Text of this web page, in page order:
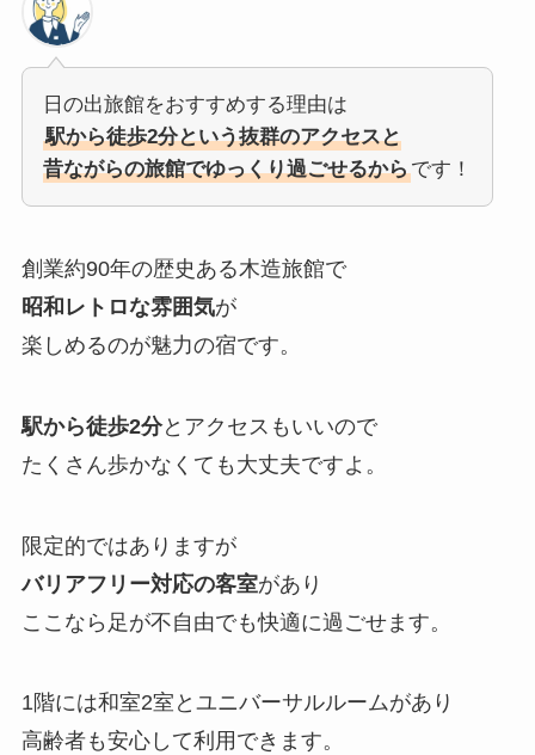
日の出旅館をおすすめする理由は
駅から徒歩2分という抜群のアクセスと
昔ながらの旅館でゆっくり過ごせるからです！
創業約90年の歴史ある木造旅館で
昭和レトロな雰囲気が
楽しめるのが魅力の宿です。
駅から徒歩2分とアクセスもいいので
たくさん歩かなくても大丈夫ですよ。
限定的ではありますが
バリアフリー対応の客室があり
ここなら足が不自由でも快適に過ごせます。
1階には和室2室とユニバーサルルームがあり
高齢者も安心して利用できます。